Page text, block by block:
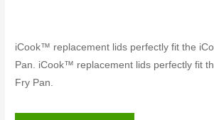
iCook™ replacement lids perfectly fit the
Pan. iCook™ replacement lids perfectly fit
Fry Pan.